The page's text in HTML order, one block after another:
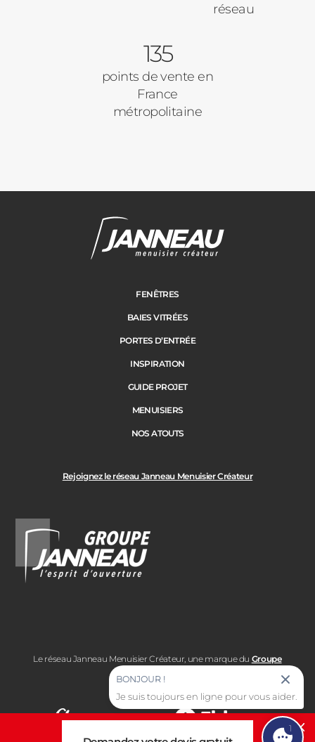
réseau
135
points de vente en
France
métropolitaine
Rejoignez le réseau Janneau Menuisier Créateur
Le réseau Janneau Menuisier Créateur, une marque du Groupe
Janneau
FENÊTRES
BAIES VITRÉES
PORTES D’ENTRÉE
INSPIRATION
GUIDE PROJET
MENUISIERS
NOS ATOUTS
1
BONJOUR !
Je suis toujours en ligne pour vous aider.